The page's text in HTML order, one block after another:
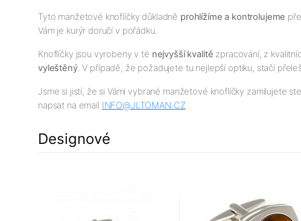
Tyto manžetové knoflíčky důkladně prohlížíme a kontrolujeme
Vám je kurýr doručí v pořádku.
Knoflíčky jsou vyrobeny v té nejvyššíkvalitě zpracování, z
vyleštěný. V případě, že požadujete tu nejlepší optiku, stačí
Jsme si jistí, že si Vámi vybrané manžetové knoflíčky zamilujete
napsat na email INFO@JLTOMAN.CZ
Designové